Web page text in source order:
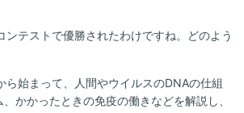
ンテストで優勝されたわけですね。どのよう
ら始まって、人間やウイルスのDNAの仕組
かかったときの免疫の働きなどを解説し、